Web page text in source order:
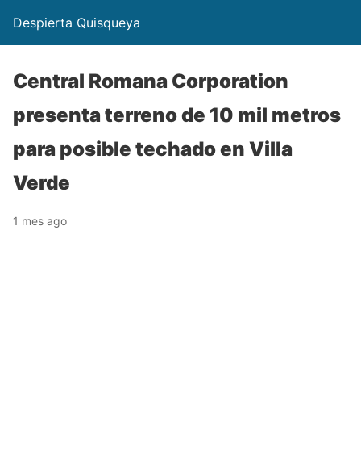
Despierta Quisqueya
Central Romana Corporation
presenta terreno de 10 mil metros
para posible techado en Villa
Verde
1 mes ago